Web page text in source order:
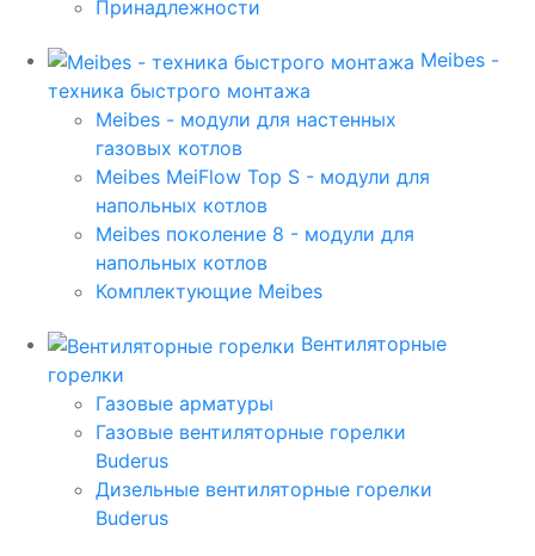
Принадлежности
Meibes -
техника быстрого монтажа
Meibes - модули для настенных
газовых котлов
Meibes MeiFlow Top S - модули для
напольных котлов
Meibes поколение 8 - модули для
напольных котлов
Комплектующие Meibes
Вентиляторные
горелки
Газовые арматуры
Газовые вентиляторные горелки
Buderus
Дизельные вентиляторные горелки
Buderus